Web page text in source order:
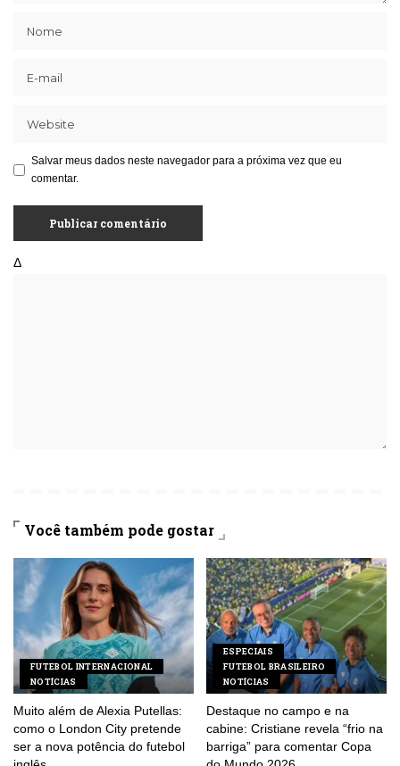
Salvar meus dados neste navegador para a próxima vez que eu
comentar.
Δ
Você também pode gostar
FUTEBOL INTERNACIONAL
NOTÍCIAS
Muito além de Alexia Putellas:
como o London City pretende
ser a nova potência do futebol
ESPECIAIS
FUTEBOL BRASILEIRO
NOTÍCIAS
Destaque no campo e na
cabine: Cristiane revela “frio na
barriga” para comentar Copa